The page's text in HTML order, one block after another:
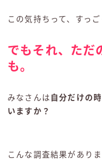
この気持ちって、すっ
でもそれ、ただ
も。
みなさんは 自分だけの時
いますか？
こんな調査結果がありま